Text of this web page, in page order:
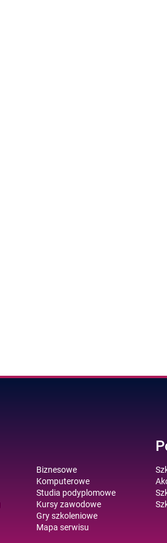
Biznesowe
Komputerowe
Studia podyplomowe
Kursy zawodowe
Gry szkoleniowe
Mapa serwisu